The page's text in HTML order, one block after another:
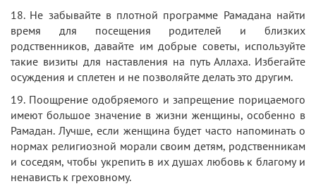
18. Не забывайте в плотной программе Рамадана найти
время для посещения родителей и близких
родственников, давайте им добрые советы, используйте
такие визиты для наставления на путь Аллаха. Избегайте
осуждения и сплетен и не позволяйте делать это другим.
19. Поощрение одобряемого и запрещение порицаемого
имеют большое значение в жизни женщины, особенно в
Рамадан. Лучше, если женщина будет часто напоминать о
нормах религиозной морали своим детям, родственникам
и соседям, чтобы укрепить в их душах любовь к благому и
ненависть к греховному.